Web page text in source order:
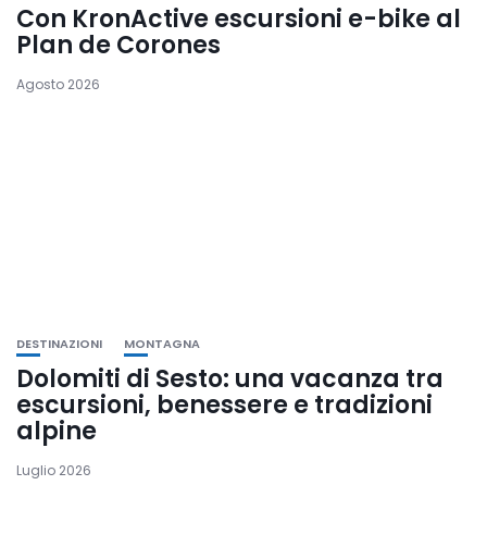
Con KronActive escursioni e-bike al
Plan de Corones
Agosto 2026
DESTINAZIONI MONTAGNA
Dolomiti di Sesto: una vacanza tra
escursioni, benessere e tradizioni
alpine
Luglio 2026